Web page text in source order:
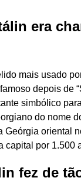
era
mais usado
depois de
simbólico
do nome
Geórgia oriental
capital por 1.500
fez de